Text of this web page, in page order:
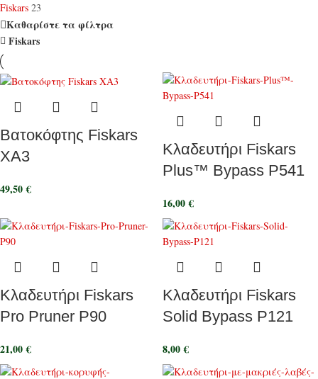
Fiskars 23
Καθαρίστε τα φίλτρα
Fiskars
Βατοκόφτης Fiskars
XA3
49,50€
Κλαδευτήρι Fiskars
Plus™ Bypass P541
16,00€
Κλαδευτήρι Fiskars
Pro Pruner P90
21,00€
Κλαδευτήρι Fiskars
Solid Bypass P121
8,00€